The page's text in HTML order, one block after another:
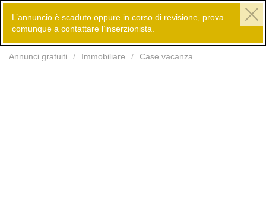
Annunci gratuiti Immobiliare Case vacanza
L’annuncio è scaduto oppure in corso di revisione, prova
comunque a contattare l’inserzionista.